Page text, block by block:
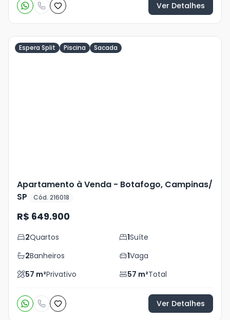
Ver Detalhes
Espera Split Piscina Sacada
Apartamento à Venda - Botafogo, Campinas/
SP
Cód. 216018
R$ 649.900
2Quartos 1Suíte
2Banheiros 1Vaga
57 m²Privativo 57 m²Total
Ver Detalhes